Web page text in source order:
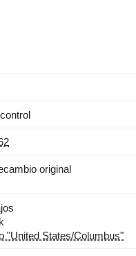
original
"United States/Columbus"